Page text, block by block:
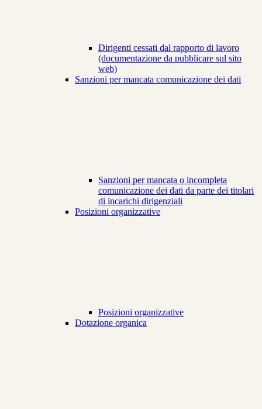
Dirigenti cessati dal rapporto di lavoro
(documentazione da pubblicare sul sito
web)
Sanzioni per mancata comunicazione dei dati
Sanzioni per mancata o incompleta
comunicazione dei dati da parte dei titolari
di incarichi dirigenziali
Posizioni organizzative
Posizioni organizzative
Dotazione organica